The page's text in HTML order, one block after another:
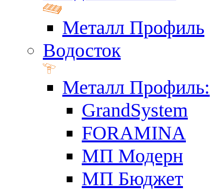
Металл Профиль
Водосток
Металл Профиль:
GrandSystem
FORAMINA
МП Модерн
МП Бюджет